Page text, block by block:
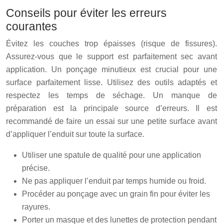
Conseils pour éviter les erreurs
courantes
Évitez les couches trop épaisses (risque de fissures).
Assurez-vous que le support est parfaitement sec avant
application. Un ponçage minutieux est crucial pour une
surface parfaitement lisse. Utilisez des outils adaptés et
respectez les temps de séchage. Un manque de
préparation est la principale source d’erreurs. Il est
recommandé de faire un essai sur une petite surface avant
d’appliquer l’enduit sur toute la surface.
Utiliser une spatule de qualité pour une application
précise.
Ne pas appliquer l’enduit par temps humide ou froid.
Procéder au ponçage avec un grain fin pour éviter les
rayures.
Porter un masque et des lunettes de protection pendant